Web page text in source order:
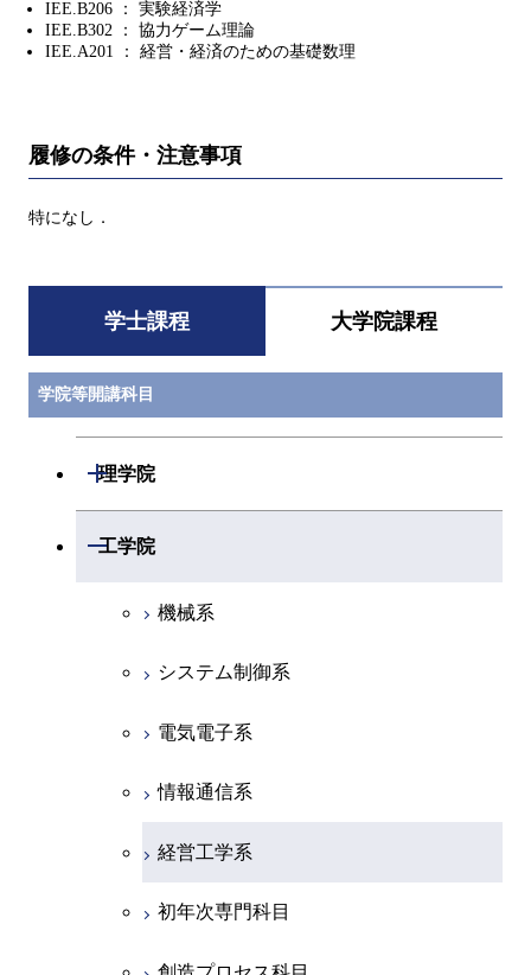
IEE.B206 ： 実験経済学
IEE.B302 ： 協力ゲーム理論
IEE.A201 ： 経営・経済のための基礎数理
履修の条件・注意事項
特になし．
学士課程 大学院課程
学院等開講科目
理学院
開閉
物理学系
地球惑星科学系
初年次専門科目
創造プロセス科目
共通専門科目
工学院
開閉
機械系
システム制御系
電気電子系
情報通信系
経営工学系
初年次専門科目